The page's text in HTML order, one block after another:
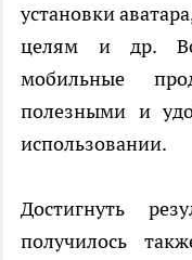
установки
целям и др.
мобильные
полезными и
использовании.
Достигнуть
получилось